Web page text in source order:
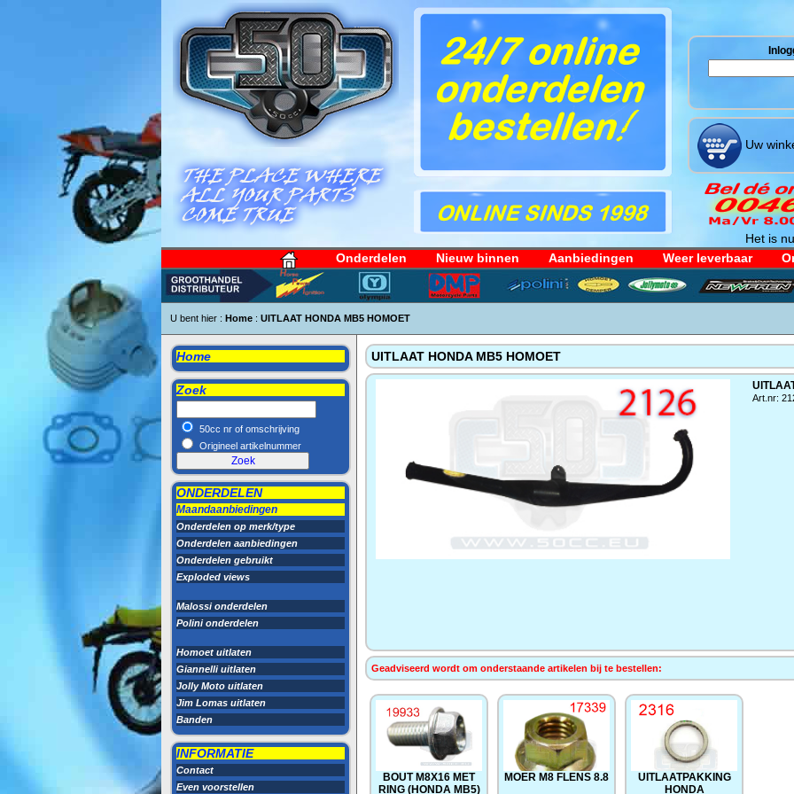
Uw
Het is
Onderdelen
Nieuw binnen Aanbiedingen Weer leverbaar
U bent hier : Home : UITLAAT HONDA MB5 HOMOET
Home
Zoek
50cc nr of omschrijving
Origineel artikelnummer
ONDERDELEN
Maandaanbiedingen
Onderdelen op merk/type
Onderdelen aanbiedingen
Onderdelen gebruikt
Exploded views
Malossi onderdelen
Polini onderdelen
Homoet uitlaten
Giannelli uitlaten
Jolly Moto uitlaten
Jim Lomas uitlaten
Banden
INFORMATIE
Contact
Even voorstellen
UITLAAT HONDA MB5 HOMOET
Art.nr:
Geadviseerd wordt om onderstaande artikelen bij te bestellen:
BOUT M8X16 MET
RING (HONDA MB5)
MOER M8 FLENS 8.8
UITLAATPAKKING
HONDA